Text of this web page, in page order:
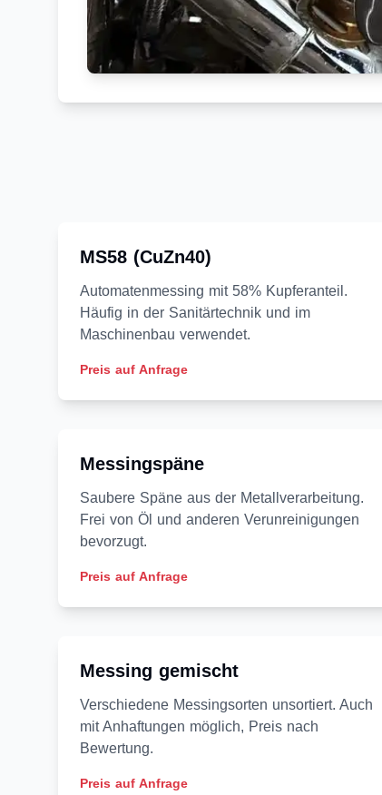
MS58 (CuZn40)
Automatenmessing mit 58% Kupferanteil.
Häufig in der Sanitärtechnik und im
Maschinenbau verwendet.
Preis auf Anfrage
Messingspäne
Saubere Späne aus der Metallverarbeitung.
Frei von Öl und anderen Verunreinigungen
bevorzugt.
Preis auf Anfrage
Messing gemischt
Verschiedene Messingsorten unsortiert. Auch
mit Anhaftungen möglich, Preis nach
Bewertung.
Preis auf Anfrage